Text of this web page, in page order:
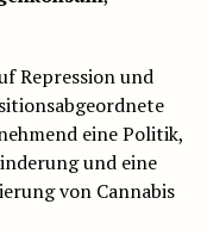
Repression und
eine Politik,
und eine
von Cannabis